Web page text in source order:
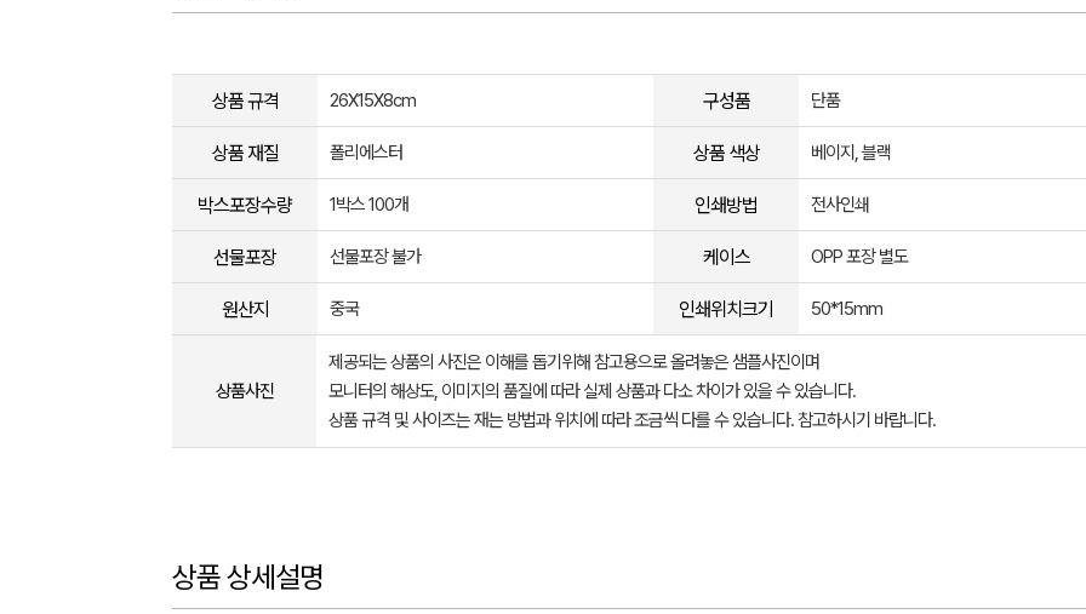
상품 규격 26X15X8cm 구성품 단품
상품 재질 폴리에스터 상품 색상 베이지, 블랙
박스포장수량 1박스 100개 인쇄방법 전사인쇄
선물포장 선물포장 불가 케이스 OPP 포장 별도
원산지 중국 인쇄위치크기 50*15mm
상품사진
제공되는 상품의 사진은 이해를 돕기위해 참고용으로 올려놓은 샘플사진이며
모니터의 해상도, 이미지의 품질에 따라 실제 상품과 다소 차이가 있을 수 있습니다.
상품 규격 및 사이즈는 재는 방법과 위치에 따라 조금씩 다를 수 있습니다. 참고하시기 바랍니다.
상품 상세설명